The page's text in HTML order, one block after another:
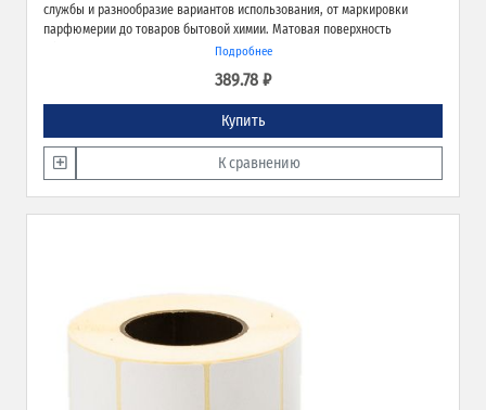
службы и разнообразие вариантов использования, от маркировки
парфюмерии до товаров бытовой химии. Матовая поверхность
обеспечивает превосходное качество печати и широкие возможности
Подробнее
389.78 ₽
Купить
К сравнению